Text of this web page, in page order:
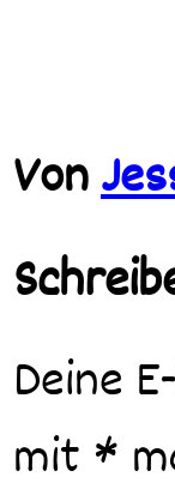
Von
Deine
mit *